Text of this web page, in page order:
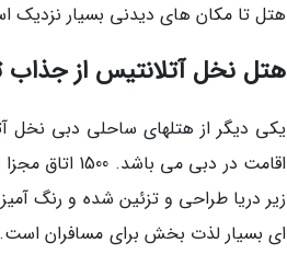
هتل تا مکان های دیدنی بسیار نزدیک
هتل نخل آتلانتیس از
یکی دیگر از هتلهای ساحلی دبی نخل
اقامت در
زیر دریا طراحی و تزئین شده و رنگ
ای بسیار لذت بخش برای مسافران